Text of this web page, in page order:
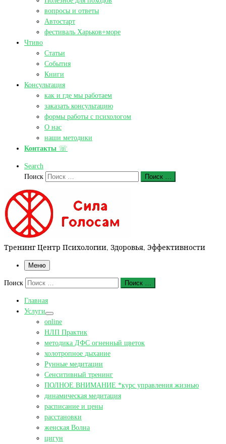
вопросы и ответы
Автостарт
фестиваль Харьков+море
Чтиво
Статьи
События
Книги
Консультация
как и где мы работаем
заказать консультацию
формы работы с психологом
О нас
наши методики
Контакты ☏
Search
Поиск
Поиск …
Тренинг Центр Психологии, Здоровья, Эффективности
Меню
Поиск Поиск …
Главная
Услуги
online
НЛП Практик
методика ДФС огненный цветок
холотропное дыхание
Рунные медитации
Сенситивный тренинг
ПОЛНОЕ ВНИМАНИЕ *курс управления жизнью
динамическая медитация
расписание и цены
расстановки
женская Волна
цигун